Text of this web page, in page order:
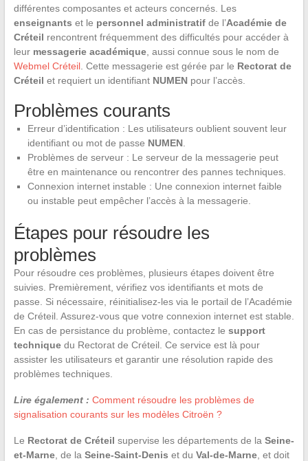
différentes composantes et acteurs concernés. Les
enseignants et le personnel administratifde l’Académie de
Créteil rencontrent fréquemment des difficultés pour accéder à
leur messagerie académique, aussi connue sous le nom de
Webmel Créteil. Cette messagerie est gérée par le Rectorat de
Créteil et requiert un identifiant NUMENpour l’accès.
Problèmes courants
Erreur d’identification : Les utilisateurs oublient souvent leur
identifiant ou mot de passe NUMEN.
Problèmes de serveur : Le serveur de la messagerie peut
être en maintenance ou rencontrer des pannes techniques.
Connexion internet instable : Une connexion internet faible
ou instable peut empêcher l’accès à la messagerie.
Étapes pour résoudre les
problèmes
Pour résoudre ces problèmes, plusieurs étapes doivent être
suivies. Premièrement, vérifiez vos identifiants et mots de
passe. Si nécessaire, réinitialisez-les via le portail de l’Académie
de Créteil. Assurez-vous que votre connexion internet est stable.
En cas de persistance du problème, contactez le support
techniquedu Rectorat de Créteil. Ce service est là pour
assister les utilisateurs et garantir une résolution rapide des
problèmes techniques.
Lire également : Comment résoudre les problèmes de
signalisation courants sur les modèles Citroën ?
Le Rectorat de Créteil supervise les départements de la Seine-
et-Marne, de la Seine-Saint-Denis et du Val-de-Marne, et doit